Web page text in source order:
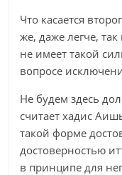
Что касается
же, даже легче,
не имеет такой
вопросе
Не будем здесь
считает хадис
такой форме
достоверностью
в принципе для